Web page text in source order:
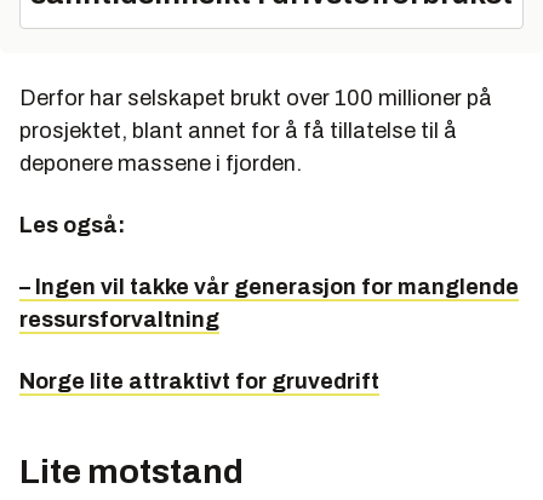
Derfor har selskapet brukt over 100 millioner på
prosjektet, blant annet for å få tillatelse til å
deponere massene i fjorden.
Les også:
– Ingen vil takke vår generasjon for manglende
ressursforvaltning
Norge lite attraktivt for gruvedrift
Lite motstand